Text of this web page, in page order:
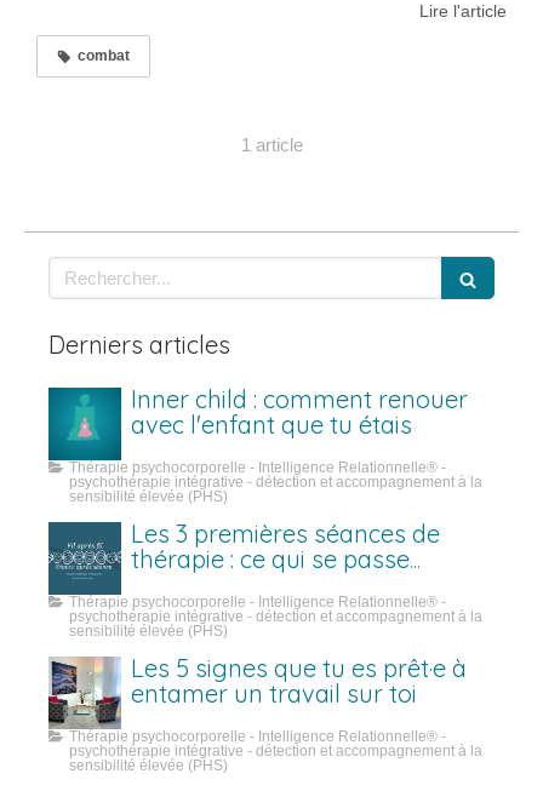
Lire l'article
combat
1 article
Rechercher
Derniers articles
Inner child : comment renouer
avec l'enfant que tu étais
Thérapie psychocorporelle - Intelligence Relationnelle® -
psychothérapie intégrative - détection et accompagnement à la
sensibilité élevée (PHS)
Les 3 premières séances de
thérapie : ce qui se passe
Thérapie psychocorporelle - Intelligence Relationnelle® -
psychothérapie intégrative - détection et accompagnement à la
sensibilité élevée (PHS)
Les 5 signes que tu es prêt·e à
entamer un travail sur toi
Thérapie psychocorporelle - Intelligence Relationnelle® -
psychothérapie intégrative - détection et accompagnement à la
sensibilité élevée (PHS)